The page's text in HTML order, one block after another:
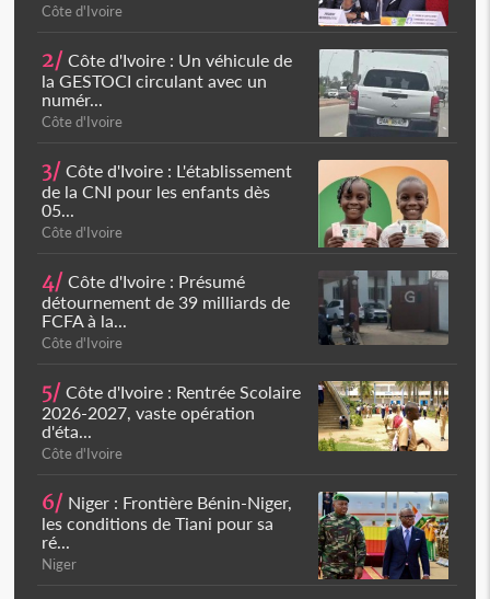
Côte d'Ivoire
2/ Côte d'Ivoire : Un véhicule de
la GESTOCI circulant avec un
numér...
Côte d'Ivoire
3/ Côte d'Ivoire : L'établissement
de la CNI pour les enfants dès
05...
Côte d'Ivoire
4/ Côte d'Ivoire : Présumé
détournement de 39 milliards de
FCFA à la...
Côte d'Ivoire
5/ Côte d'Ivoire : Rentrée Scolaire
2026-2027, vaste opération
d'éta...
Côte d'Ivoire
6/ Niger : Frontière Bénin-Niger,
les conditions de Tiani pour sa
ré...
Niger